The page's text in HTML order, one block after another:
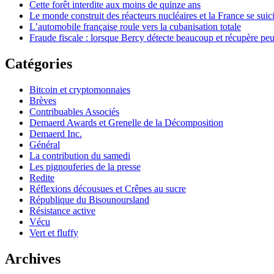
Cette forêt interdite aux moins de quinze ans
Le monde construit des réacteurs nucléaires et la France se
L’automobile française roule vers la cubanisation totale
Fraude fiscale : lorsque Bercy détecte beaucoup et récupère peu
Catégories
Bitcoin et cryptomonnaies
Brèves
Contribuables Associés
Demaerd Awards et Grenelle de la Décomposition
Demaerd Inc.
Général
La contribution du samedi
Les pignouferies de la presse
Redite
Réflexions décousues et Crêpes au sucre
République du Bisounoursland
Résistance active
Vécu
Vert et fluffy
Archives